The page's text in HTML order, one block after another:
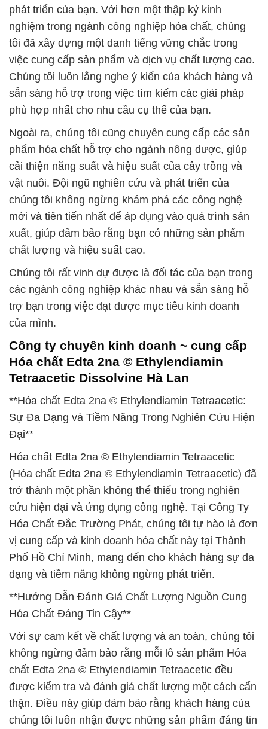
phát triển của bạn. Với hơn một thập kỷ kinh
nghiệm trong ngành công nghiệp hóa chất, chúng
tôi đã xây dựng một danh tiếng vững chắc trong
việc cung cấp sản phẩm và dịch vụ chất lượng cao.
Chúng tôi luôn lắng nghe ý kiến của khách hàng và
sẵn sàng hỗ trợ trong việc tìm kiếm các giải pháp
phù hợp nhất cho nhu cầu cụ thể của bạn.
Ngoài ra, chúng tôi cũng chuyên cung cấp các sản
phẩm hóa chất hỗ trợ cho ngành nông dược, giúp
cải thiện năng suất và hiệu suất của cây trồng và
vật nuôi. Đội ngũ nghiên cứu và phát triển của
chúng tôi không ngừng khám phá các công nghệ
mới và tiên tiến nhất để áp dụng vào quá trình sản
xuất, giúp đảm bảo rằng bạn có những sản phẩm
chất lượng và hiệu suất cao.
Chúng tôi rất vinh dự được là đối tác của bạn trong
các ngành công nghiệp khác nhau và sẵn sàng hỗ
trợ bạn trong việc đạt được mục tiêu kinh doanh
của mình.
Công ty chuyên kinh doanh ~ cung cấp
Hóa chất Edta 2na © Ethylendiamin
Tetraacetic Dissolvine Hà Lan
**Hóa chất Edta 2na © Ethylendiamin Tetraacetic:
Sự Đa Dạng và Tiềm Năng Trong Nghiên Cứu Hiện
Đại**
Hóa chất Edta 2na © Ethylendiamin Tetraacetic
(Hóa chất Edta 2na © Ethylendiamin Tetraacetic) đã
trở thành một phần không thể thiếu trong nghiên
cứu hiện đại và ứng dụng công nghệ. Tại Công Ty
Hóa Chất Đắc Trường Phát, chúng tôi tự hào là đơn
vị cung cấp và kinh doanh hóa chất này tại Thành
Phố Hồ Chí Minh, mang đến cho khách hàng sự đa
dạng và tiềm năng không ngừng phát triển.
**Hướng Dẫn Đánh Giá Chất Lượng Nguồn Cung
Hóa Chất Đáng Tin Cậy**
Với sự cam kết về chất lượng và an toàn, chúng tôi
không ngừng đảm bảo rằng mỗi lô sản phẩm Hóa
chất Edta 2na © Ethylendiamin Tetraacetic đều
được kiểm tra và đánh giá chất lượng một cách cẩn
thận. Điều này giúp đảm bảo rằng khách hàng của
chúng tôi luôn nhận được những sản phẩm đáng tin